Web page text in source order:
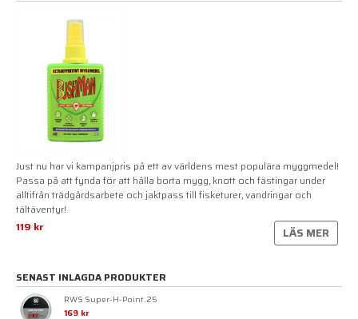
Just nu har vi kampanjpris på ett av världens mest populära myggmedel!
Passa på att fynda för att hålla borta mygg, knott och fästingar under
alltifrån trädgårdsarbete och jaktpass till fisketurer, vandringar och
tältäventyr!
119 kr
LÄS MER
SENAST INLAGDA PRODUKTER
RWS Super-H-Point .25
169 kr